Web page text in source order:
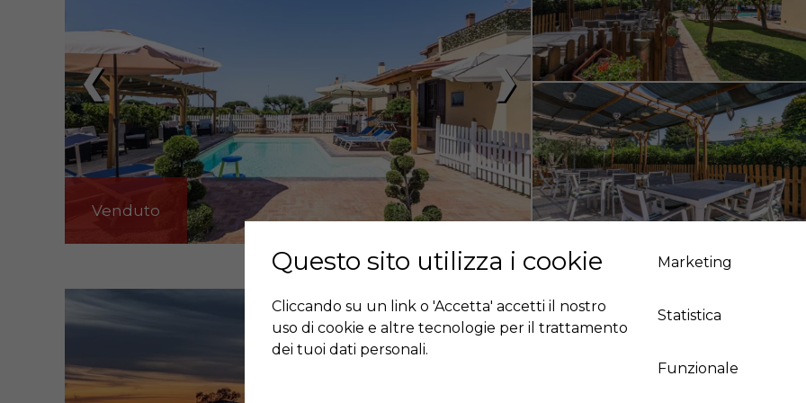
❯
❮
Venduto
Questo sito utilizza i cookie
Cliccando su un link o 'Accetta' accetti il ​​nostro
uso di cookie e altre tecnologie per il trattamento
dei tuoi dati personali.
Marketing
Statistica
Funzionale